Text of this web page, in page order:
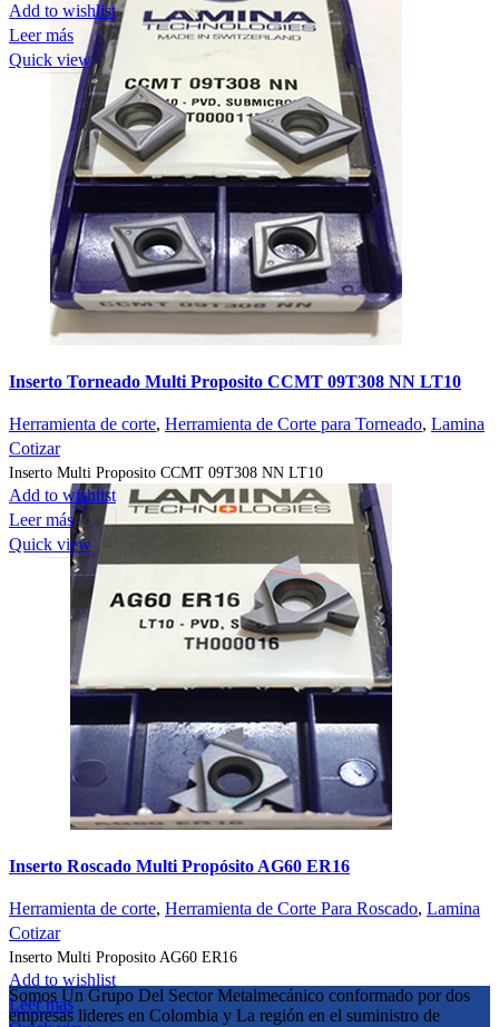
Add to wishlist
Leer más
Quick view
Inserto Torneado Multi Proposito CCMT 09T308 NN LT10
Herramienta de corte, Herramienta de Corte para Torneado, Lamina
Cotizar
Inserto Multi Proposito CCMT 09T308 NN LT10
Add to wishlist
Leer más
Quick view
Inserto Roscado Multi Propósito AG60 ER16
Herramienta de corte, Herramienta de Corte Para Roscado, Lamina
Cotizar
Inserto Multi Proposito AG60 ER16
Add to wishlist
Leer más
Somos Un Grupo Del Sector Metalmecánico conformado por dos
empresas lideres en Colombia y La región en el suministro de